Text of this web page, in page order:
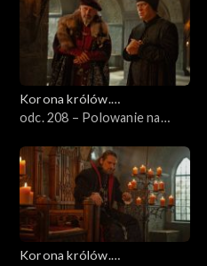
Korona królów.
Jagiellonowie
odc. 208 – Polowanie na
Korona królów.